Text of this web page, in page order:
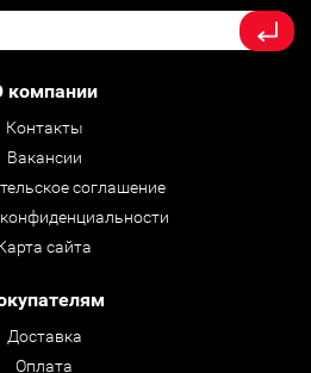
компании
Контакты
Вакансии
соглашение
сайта
Доставка
Оплата